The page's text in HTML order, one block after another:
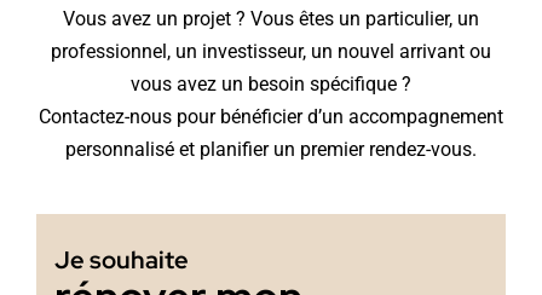
Vous avez un projet ? Vous êtes un particulier, un
professionnel, un investisseur, un nouvel arrivant ou
vous avez un besoin spécifique ?
Contactez-nous pour bénéficier d’un accompagnement
personnalisé et planifier un premier rendez-vous.
Je souhaite